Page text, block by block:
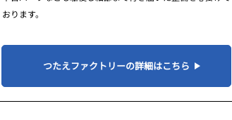
おります。
つたえファクトリーの詳細はこちら